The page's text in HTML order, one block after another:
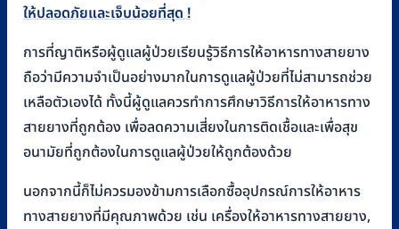
ให้ปลอดภัยและเจ็บน้อยที่สุด !
การที่ญาติหรือผู้ดูแลผู้ป่วยเรียนรู้วิธีการให้อาหารทางสายยาง
ถือว่ามีความจำเป็นอย่างมากในการดูแลผู้ป่วยที่ไม่สามารถช่วย
เหลือตัวเองได้ ทั้งนี้ผู้ดูแลควรทำการศึกษาวิธีการให้อาหารทาง
สายยางที่ถูกต้อง เพื่อลดความเสี่ยงในการติดเชื้อและเพื่อสุข
อนามัยที่ถูกต้องในการดูแลผู้ป่วยให้ถูกต้องด้วย
นอกจากนี้ก็ไม่ควรมองข้ามการเลือกซื้ออุปกรณ์การให้อาหาร
ทางสายยางที่มีคุณภาพด้วย เช่น เครื่องให้อาหารทางสายยาง,